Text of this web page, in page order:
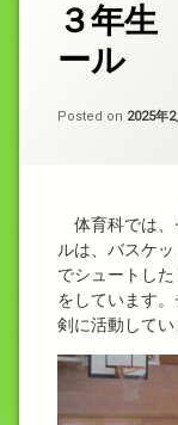
３年
ール
Posted on 2025年2
体育科では、
ルは、バスケ
でシュートし
をしています
剣に活動してい